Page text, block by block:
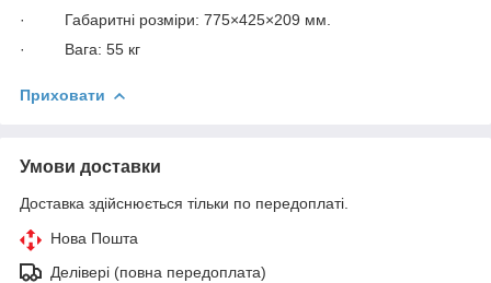
· Габаритні розміри: 775×425×209 мм.
· Вага: 55 кг
Приховати
Умови доставки
Доставка здійснюється тільки по передоплаті.
Нова Пошта
Делівері (повна передоплата)